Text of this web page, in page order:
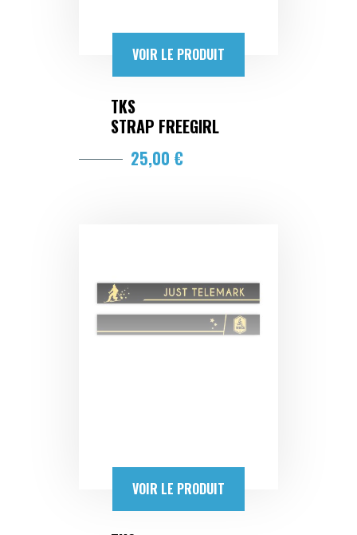
VOIR LE PRODUIT
TKS
STRAP FREEGIRL
25,00 €
VOIR LE PRODUIT